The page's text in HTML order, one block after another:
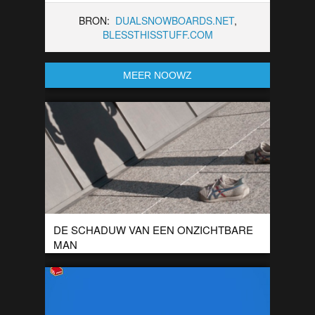
BRON: DUALSNOWBOARDS.NET,
BLESSTHISSTUFF.COM
MEER NOOWZ
DE SCHADUW VAN EEN ONZICHTBARE
MAN
De serie ‘I’m not here’ is het werk van de fotograaf Pol Úbeda
Hervàs. In de foto’s zijn nog wel de schaduwen van […]